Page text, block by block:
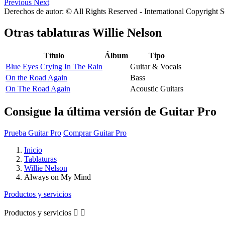
Previous Next
Derechos de autor: © All Rights Reserved - International Copyright
Otras tablaturas Willie Nelson
Título Álbum
Tipo
Blue Eyes Crying In The Rain
Guitar & Vocals
On the Road Again
Bass
On The Road Again
Acoustic Guitars
Consigue la última versión de Guitar Pro
Prueba Guitar Pro Comprar Guitar Pro
Inicio
Tablaturas
Willie Nelson
Always on My Mind
Productos y servicios
Productos y servicios  